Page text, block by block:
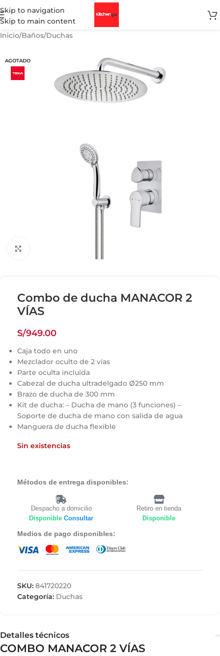
Skip to navigation
Skip to main content
Inicio/Baños/Duchas
AGOTADO
Combo de ducha MANACOR 2
VÍAS
S/949.00
Caja todo en uno
Mezclador oculto de 2 vías
Parte oculta incluida
Cabezal de ducha ultradelgado Ø250 mm
Brazo de ducha de 300 mm
Kit de ducha: – Ducha de mano (3 funciones) –
Soporte de ducha de mano con salida de agua
Manguera de ducha flexible
Sin existencias
Métodos de entrega disponibles:
Despacho a domicilio
Disponible Consultar
Retiro en tienda
Disponible
Medios de pago disponibles:
SKU: 841720220
Categoría: Duchas
Detalles técnicos
COMBO MANACOR 2 VÍAS